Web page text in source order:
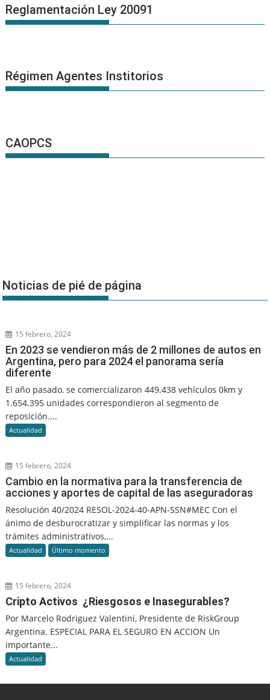
Reglamentación Ley 20091
Régimen Agentes Institorios
CAOPCS
Noticias de pié de página
15 febrero, 2024
En 2023 se vendieron más de 2 millones de autos en
Argentina, pero para 2024 el panorama sería
diferente
El año pasado, se comercializaron 449.438 vehículos 0km y
1.654.395 unidades correspondieron al segmento de
reposición....
Actualidad
15 febrero, 2024
Cambio en la normativa para la transferencia de
acciones y aportes de capital de las aseguradoras
Resolución 40/2024 RESOL-2024-40-APN-SSN#MEC Con el
ánimo de desburocratizar y simplificar las normas y los
trámites administrativos,...
Actualidad Último momento
15 febrero, 2024
Cripto Activos ¿Riesgosos e Inasegurables?
Por Marcelo Rodriguez Valentini, Presidente de RiskGroup
Argentina. ESPECIAL PARA EL SEGURO EN ACCION Un
importante...
Actualidad